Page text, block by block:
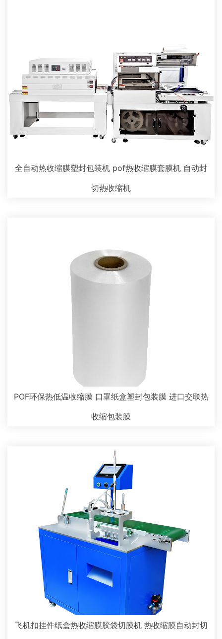
全自动热收缩膜塑封包装机 pof热收缩膜套膜机 自动封
切热收缩机
POF环保热低温收缩膜 口罩纸盒塑封包装膜 进口交联热
收缩包装膜
飞机扣挂件纸盒热收缩膜胶袋切膜机 热收缩膜自动封切